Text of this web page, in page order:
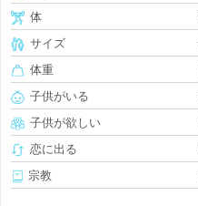
体
サイズ
体重
子供がいる
子供が欲しい
恋に出る
宗教